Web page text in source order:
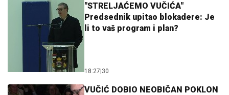
"STRELJAĆEMO VUČIĆA"
Predsednik upitao blokadere: Je
li to vaš program i plan?
18:27 30
VUČIĆ DOBIO NEOBIČAN POKLON